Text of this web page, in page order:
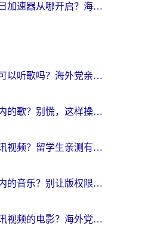
苹果手机无尽冬日加速器从哪开启？海外玩家的冬日生存指南
酷狗会员在国外可以听歌吗？海外党亲测有效：3步解决音乐权限难题
在国外无法听国内的歌？别慌，这样操作就能畅听QQ音乐（附亲测加速器推荐）
在国外如何看腾讯视频？留学生亲测有效的回国加速方案
在国外怎么听国内的音乐？别让版权限制断了你的华语歌单
怎么在国外看腾讯视频的电影？海外党亲测有效的回国加速指南